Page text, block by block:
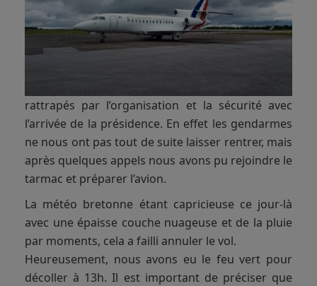
rattrapés par l’organisation et la sécurité avec
l’arrivée de la présidence. En effet les gendarmes
ne nous ont pas tout de suite laisser rentrer, mais
après quelques appels nous avons pu rejoindre le
tarmac et préparer l’avion.
La météo bretonne étant capricieuse ce jour-là
avec une épaisse couche nuageuse et de la pluie
par moments, cela a failli annuler le vol.
Heureusement, nous avons eu le feu vert pour
décoller à 13h. Il est important de préciser que